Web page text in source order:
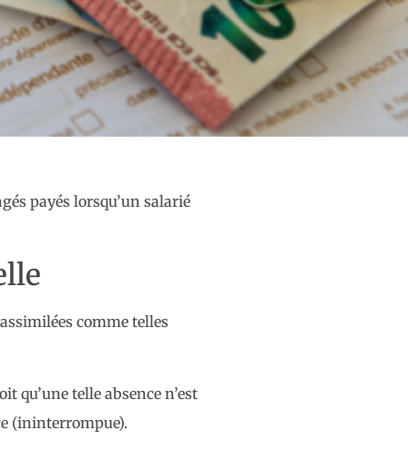
payés lorsqu’un salarié
comme telles
qu’une telle absence n’est
(ininterrompue).